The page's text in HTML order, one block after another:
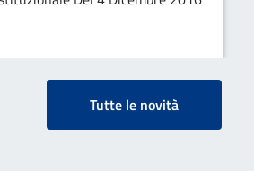
Tutte le novità